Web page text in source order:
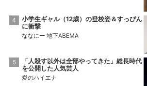
小学生ギャル（12歳）の登校姿＆すっぴん
に衝撃
ななにー 地下ABEMA
「人殺す以外は全部やってきた」総長時代
を公開した人気芸人
愛のハイエナ